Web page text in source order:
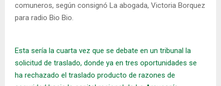
comuneros, según consignó La abogada, Victoria Borquez
para radio Bio Bio.
Esta sería la cuarta vez que se debate en un tribunal la
solicitud de traslado, donde ya en tres oportunidades se
ha rechazado el traslado producto de razones de